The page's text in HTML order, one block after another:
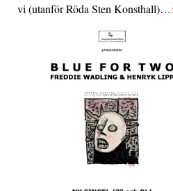
vi (utanför Röda Sten Konsthall)…